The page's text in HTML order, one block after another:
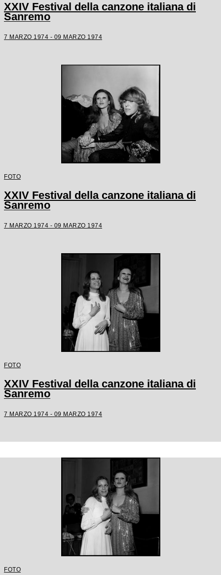
XXIV Festival della canzone italiana di
Sanremo
7 MARZO 1974 - 09 MARZO 1974
FOTO
XXIV Festival della canzone italiana di
Sanremo
7 MARZO 1974 - 09 MARZO 1974
FOTO
XXIV Festival della canzone italiana di
Sanremo
7 MARZO 1974 - 09 MARZO 1974
FOTO